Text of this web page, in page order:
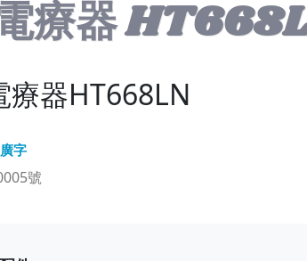
療器
療器HT668LN
號